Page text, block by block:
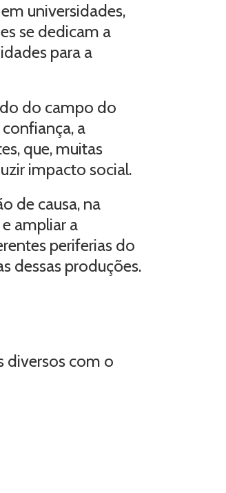
universidades,
se dedicam a
para a
do campo do
a
que, muitas
impacto social.
de causa, na
ampliar a
periferias do
dessas produções.
diversos com o